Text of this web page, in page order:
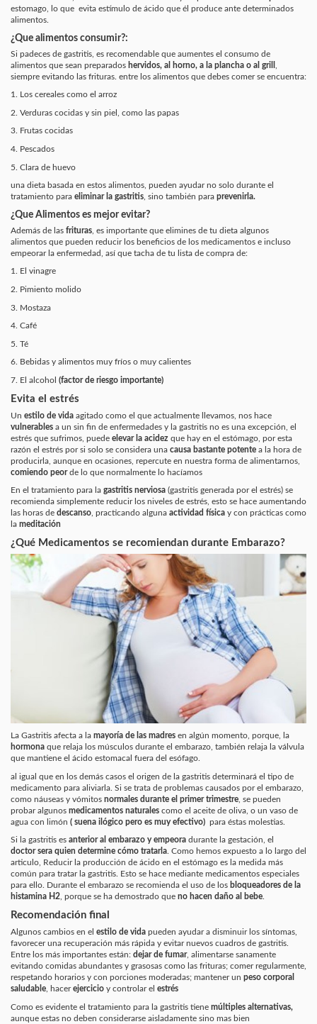
estomago,
lo que evita estímulo de ácido que él produce ante determinados
alimentos.
¿Que alimentos consumir?:
Si padeces de gastritis, es recomendable que aumentes el consumo de
alimentos que sean preparados hervidos, al horno, a la plancha o al grill
siempre evitando las frituras . entre los alimentos que debes comer se encuentra:
1. Los cereales como el arroz
2. Verduras cocidas y sin piel, como las papas
3. Frutas cocidas
4. Pescados
5. Clara de huevo
una dieta basada en estos alimentos, pueden ayudar no solo durante el
tratamiento para eliminar la gastritis , sino también para prevenirla.
¿Que Alimentos es mejor evitar?
Además de las frituras , es importante que elimines de tu dieta algunos
alimentos que pueden reducir los beneficios de los medicamentos e incluso
empeorar la enfermedad, así que tacha de tu lista de compra de:
1. El vinagre
2. Pimiento molido
3. Mostaza
4. Café
5. Té
6. Bebidas y alimentos muy fríos o muy calientes
7. El alcohol (factor de riesgo importante)
Evita el estrés
Un estilo de vida agitado como el que actualmente llevamos, nos hace
vulnerables a un sin fin de enfermedades y la gastritis no es una excepción, el
estrés que sufrimos, puede elevar la acidez que hay en el estómago , por esta
razón el estrés por si solo se considera una causa bastante potente a la hora de
producirla, aunque en ocasiones, repercute en nuestra forma de alimentarnos,
comiendo peorde lo que normalmente lo hacíamos
En el tratamiento para la gastritis nerviosa (gastritis generada por el estrés) se
recomienda simplemente reducir los niveles de estrés, esto se hace aumentando
las horas de descanso , practicando alguna actividad física y con prácticas como
la meditación
¿Qué Medicamentos se recomiendan durante Embarazo?
La Gastritis afecta a la mayoría de las madres en algún momento, porque, la
hormona que relaja los músculos durante el embarazo, también relaja la válvula
que mantiene el ácido estomacal fuera del esófago.
al igual que en los demás casos el origen de la gastritis determinará el tipo de
medicamento para aliviarla. Si se trata de problemas causados por el embarazo,
como náuseas y vómitos normales durante el primer trimestre , se pueden
probar algunos medicamentos naturales como el aceite de oliva, o un vaso de
agua con limón ( suena ilógico pero es muy efectivo) para éstas molestias.
Si la gastritis es anterior al embarazo y empeora durante la gestación, el
doctor sera quien determine cómo tratarla Como hemos expuesto a lo largo del
articulo,
Reducir la producción de ácido en el estómago es la medida más
común para tratar la gastritis. Esto se hace mediante medicamentos especiales
para ello. Durante el embarazo se recomienda el uso de los bloqueadores de la
histamina H2 , porque se ha demostrado que no hacen daño al bebe
Recomendación final
Algunos cambios en el estilo de vida pueden ayudar a disminuir los síntomas,
favorecer una recuperación más rápida y evitar nuevos cuadros de gastritis.
Entre los más importantes están: dejar de fumar, alimentarse sanamente
evitando comidas abundantes y grasosas como las frituras; comer regularmente,
respetando horarios y con porciones moderadas; mantener un peso corpora
saludable , hacerejercicio y controlar el estrés
Como es evidente el tratamiento para la gastritis tiene múltiples alternativas,
aunque estas no deben considerarse aisladamente sino mas bien